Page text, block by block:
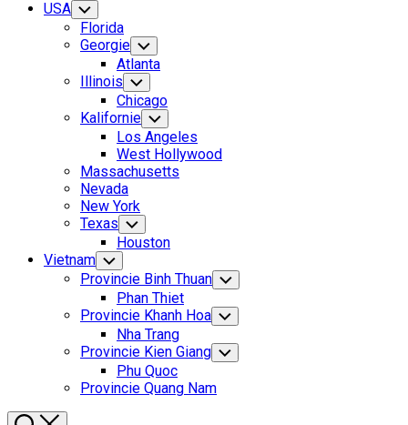
USA Toggle
Child
Menu
Florida
Georgie Toggle
Child
Menu
Atlanta
Illinois Toggle
Child
Menu
Chicago
Kalifornie Toggle
Child
Menu
Los Angeles
West Hollywood
Massachusetts
Nevada
New York
Texas Toggle
Child
Menu
Houston
Current
Page
Vietnam Toggle
Child
Menu
Current
Page:
Provincie Binh Thuan Toggle
Child
Menu
Phan Thiet
Provincie Khanh Hoa Toggle
Child
Menu
Nha Trang
Provincie Kien Giang Toggle
Child
Phu Quoc
Provincie Quang Nam